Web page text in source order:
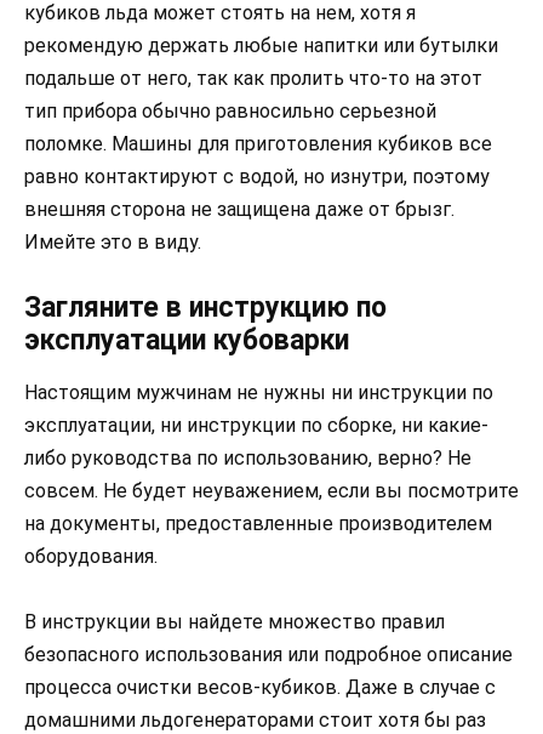
кубиков льда может стоять на нем, хотя я
рекомендую держать любые напитки или бутылки
подальше от него, так как пролить что-то на этот
тип прибора обычно равносильно серьезной
поломке. Машины для приготовления кубиков все
равно контактируют с водой, но изнутри, поэтому
внешняя сторона не защищена даже от брызг.
Имейте это в виду.
Загляните в инструкцию по
эксплуатации кубоварки
Настоящим мужчинам не нужны ни инструкции по
эксплуатации, ни инструкции по сборке, ни какие-
либо руководства по использованию, верно? Не
совсем. Не будет неуважением, если вы посмотрите
на документы, предоставленные производителем
оборудования.
В инструкции вы найдете множество правил
безопасного использования или подробное описание
процесса очистки весов-кубиков. Даже в случае с
домашними льдогенераторами стоит хотя бы раз